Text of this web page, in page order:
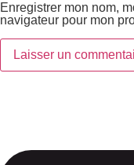
Enregistrer mon nom,
navigateur pour mon